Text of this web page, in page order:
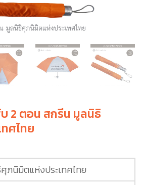
2 ตอน สกรีน มูลนิธิ
ศไทย
ภนิมิตแห่งประเทศไทย